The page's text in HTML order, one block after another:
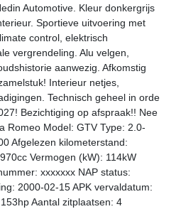
Automotive. Kleur donkergrijs
Sportieve uitvoering met
control, elektrisch
vergrendeling. Alu velgen,
aanwezig. Afkomstig
Interieur netjes,
Technisch geheel in orde
Bezichtiging op afspraak!! Nee
Romeo Model: GTV Type: 2.0-
Afgelezen kilometerstand:
Vermogen (kW): 114kW
xxxxxxx NAP status:
2000-02-15 APK vervaldatum:
Aantal zitplaatsen: 4